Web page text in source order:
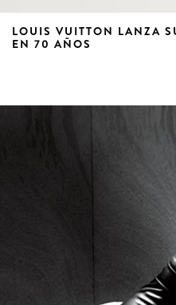
LOUIS VUITTON LANZA
EN 70 AÑOS